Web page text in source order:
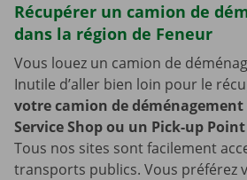
Récupérer un camion de
dans la région de Feneur
Vous louez un camion de
Inutile d’aller bien loin pour le
votre camion de
Service Shop ou un Pick-up
Tous nos sites sont facilement
transports publics. Vous préférez